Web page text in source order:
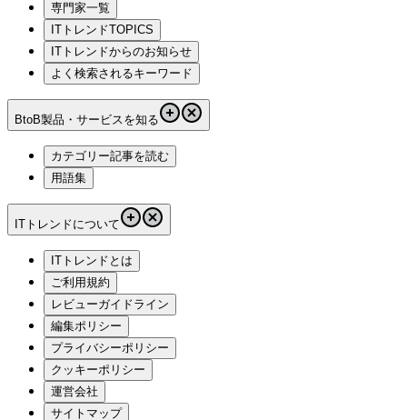
専門家一覧
ITトレンドTOPICS
ITトレンドからのお知らせ
よく検索されるキーワード
BtoB製品・サービスを知る
カテゴリー記事を読む
用語集
ITトレンドについて
ITトレンドとは
ご利用規約
レビューガイドライン
編集ポリシー
プライバシーポリシー
クッキーポリシー
運営会社
サイトマップ